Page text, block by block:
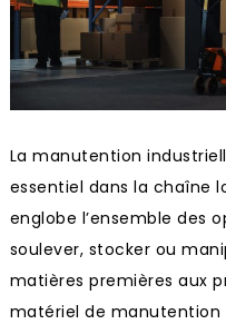
La manutention
essentiel dans la chaîne
englobe l’ensemble des
soulever, stocker ou
matières premières aux
matériel de manutention